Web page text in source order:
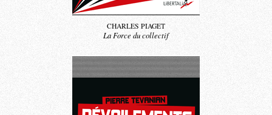
CHARLES PIAGET
La Force du collectif